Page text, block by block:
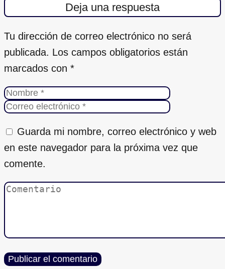
Deja una respuesta
Tu dirección de correo electrónico no será
publicada. Los campos obligatorios están
marcados con *
Guarda mi nombre, correo electrónico y web
en este navegador para la próxima vez que
comente.